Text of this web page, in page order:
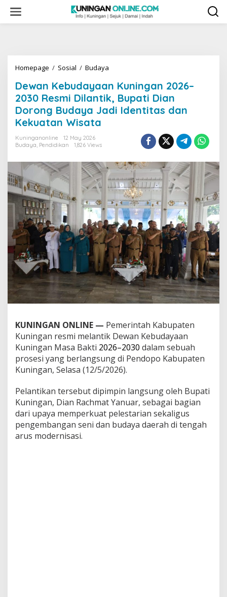
content
Homepage / Sosial / Budaya
Kuningan
2026–
2030
Resmi
Jadi
Identitas
dan
Kekuatan
Wisata
Dewan Kebudayaan Kuningan 2026–
2030 Resmi Dilantik, Bupati Dian
Dorong Budaya Jadi Identitas dan
Kekuatan Wisata
Kuninganonline
12 May 2026
Budaya, Pendidikan 1,826 Views
KUNINGAN ONLINE — Pemerintah Kabupaten
Kuningan resmi melantik Dewan Kebudayaan
Kuningan Masa Bakti 2026–2030 dalam sebuah
prosesi yang berlangsung di Pendopo Kabupaten
Kuningan, Selasa (12/5/2026).
Pelantikan tersebut dipimpin langsung oleh Bupati
Kuningan, Dian Rachmat Yanuar, sebagai bagian
dari upaya memperkuat pelestarian sekaligus
pengembangan seni dan budaya daerah di tengah
arus modernisasi.